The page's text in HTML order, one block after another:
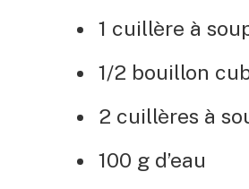
1 cuillère à
1/2 bouillon
2 cuillères à
100 g d’eau